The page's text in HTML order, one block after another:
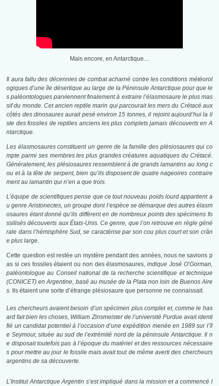
Mais encore, en Antarctique…
Il aura fallu des décennies de combat acharné contre les conditions météorol
ogiques d’une île désertique au large de la Péninsule Antarctique pour que le
s paléontologues parviennent finalement à extraire l’élasmosaure le plus mas
sif du monde. Cet ancien reptile marin qui parcourait les mers du Crétacé aux
côtés des dinosaures aurait pesé environ 15 tonnes, il rejoint aujourd’hui la li
ste des fossiles de reptiles anciens les plus complets jamais découverts en A
ntarctique.
Les élasmosaures constituent un genre de la famille des plésiosaures qui co
mpte parmi ses membres les plus grandes créatures aquatiques du Crétacé.
Généralement, les plésiosaures ressemblent à de grands lamantins au long c
ou et à la tête de serpent, bien qu’ils disposent de quatre nageoires contraire
ment au lamantin qui n’en a que trois.
L’équipe de scientifiques pense que ce tout nouveau poids lourd appartient a
u genre Aristonectes, un groupe dont l’espèce se démarque des autres élasm
osaures étant donné qu’ils diffèrent en de nombreux points des spécimens fo
ssilisés découverts aux États-Unis. Ce genre, que l’on retrouve en règle géné
rale dans l’hémisphère Sud, se caractérise par son cou plus court et son crân
e plus large.
Cette question est restée un mystère pendant des années, nous ne savions p
as si ces fossiles étaient ou non des élasmosaures,indique José O’Gorman,
paléontologue au Conseil national de la recherche scientifique et technique
(CONICET) en Argentine, basé au musée de la Plata non loin de Buenos Aire
s.
Ils étaient une sorte d’étrange plésiosaure que personne ne connaissait.
Les chercheurs avaient besoin d’un spécimen plus complet et, comme le has
ard fait bien les choses, William Zinsmeister de l’université Purdue avait identi
fié un candidat potentiel à l’occasion d’une expédition menée en 1989 sur l’îl
e Seymour, située au sud de l’extrémité nord de la péninsule Antarctique. Il n
e disposait toutefois pas à l’époque du matériel et des ressources nécessaire
s pour mettre au jour le fossile mais avait tout de même averti des chercheurs
argentins de sa découverte.
L’Institut Antarctique Argentin s’est impliqué dans la mission et a commencé l